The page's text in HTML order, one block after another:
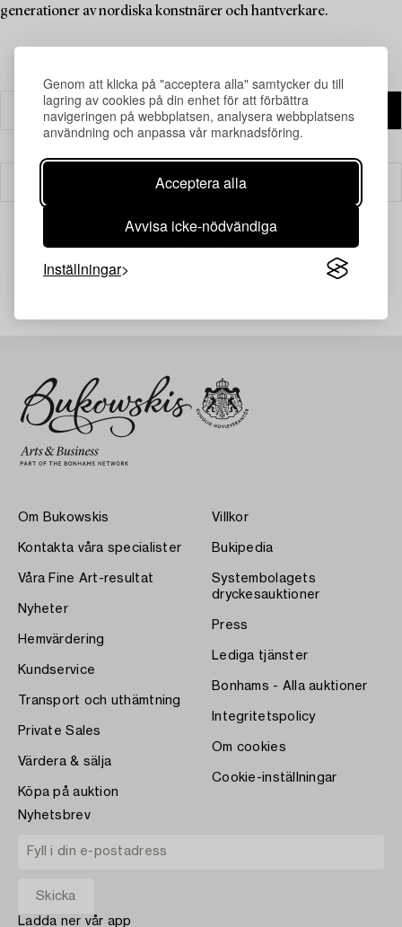
Genom att klicka på "acceptera alla" samtycker du till
lagring av cookies på din enhet för att förbättra
navigeringen på webbplatsen, analysera webbplatsens
användning och anpassa vår marknadsföring.
Acceptera alla
Avvisa icke-nödvändiga
Inställningar
generationer av nordiska konstnärer och hantverkare.
Filter
Din sökning gav ingen träff just nu.
Om Bukowskis
Kontakta våra specialister
Våra Fine Art-resultat
Nyheter
Hemvärdering
Kundservice
Transport och uthämtning
Private Sales
Värdera & sälja
Köpa på auktion
Villkor
Bukipedia
Systembolagets
dryckesauktioner
Press
Lediga tjänster
Bonhams - Alla auktioner
Integritetspolicy
Om cookies
Cookie-inställningar
Nyhetsbrev
Ladda ner vår app